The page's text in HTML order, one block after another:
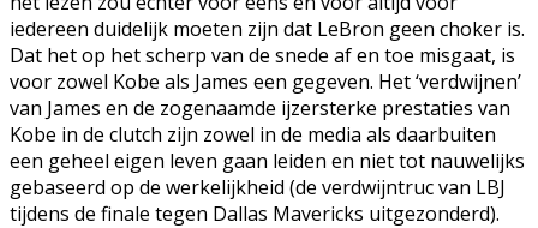
iedereen duidelijk moeten zijn dat LeBron geen choker is.
Dat het op het scherp van de snede af en toe misgaat, is
voor zowel Kobe als James een gegeven. Het ‘verdwijnen’
van James en de zogenaamde ijzersterke prestaties van
Kobe in de clutch zijn zowel in de media als daarbuiten
een geheel eigen leven gaan leiden en niet tot nauwelijks
gebaseerd op de werkelijkheid (de verdwijntruc van LBJ
tijdens de finale tegen Dallas Mavericks uitgezonderd).